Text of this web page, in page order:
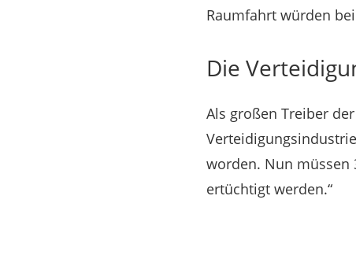
Raumfahrt würden
Die
Als großen Treiber
worden. Nun müssen
ertüchtigt werden.“